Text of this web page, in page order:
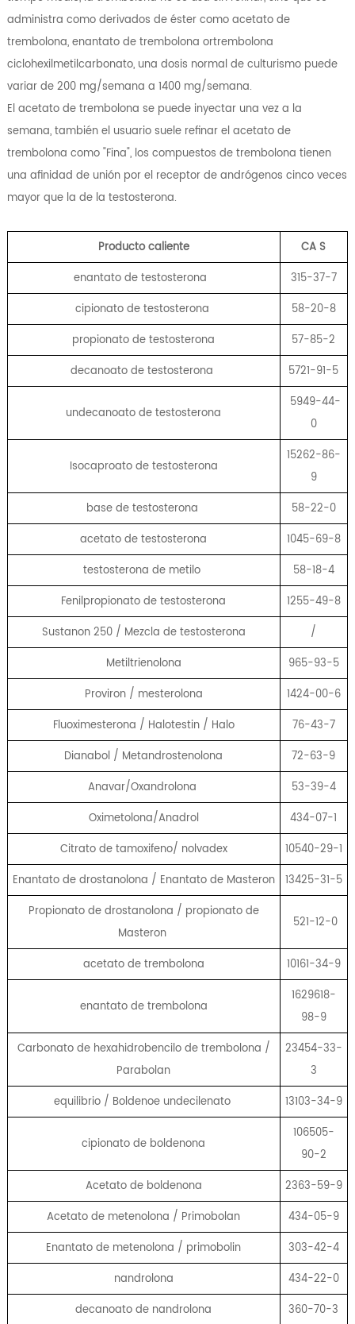
administra como derivados de éster como acetato de
trembolona, ​​enantato de trembolona ortrembolona
ciclohexilmetilcarbonato, una dosis normal de culturismo puede
variar de 200 mg/semana a 1400 mg/semana.
El acetato de trembolona se puede inyectar una vez a la
semana, también el usuario suele refinar el acetato de
trembolona como "Fina", los compuestos de trembolona tienen
una afinidad de unión por el receptor de andrógenos cinco veces
mayor que la de la testosterona.
Producto caliente CAS
enantato de testosterona
315-37-7
cipionato de testosterona
58-20-8
propionato de testosterona
57-85-2
decanoato de testosterona
5721-91-5
undecanoato de testosterona
5949-44-
0
Isocaproato de testosterona
15262-86-
9
base de testosterona
58-22-0
acetato de testosterona
1045-69-8
testosterona de metilo
58-18-4
Fenilpropionato de testosterona
1255-49-8
Sustanon 250 / Mezcla de testosterona
/
Metiltrienolona
965-93-5
Proviron / mesterolona
1424-00-6
Fluoximesterona / Halotestin / Halo
76-43-7
Dianabol / Metandrostenolona
72-63-9
Anavar/Oxandrolona
53-39-4
Oximetolona/Anadrol
434-07-1
Citrato de tamoxifeno/ nolvadex
10540-29-1
Enantato de drostanolona / Enantato de Masteron 13425-31-5
Propionato de drostanolona / propionato de
Masteron
521-12-0
acetato de trembolona 10161-34-9
enantato de trembolona
1629618-
98-9
Carbonato de hexahidrobencilo de trembolona /
Parabolan
23454-33-
3
equilibrio / Boldenoe undecilenato
13103-34-9
cipionato de boldenona
106505-
90-2
Acetato de boldenona
2363-59-9
Acetato de metenolona / Primobolan
434-05-9
Enantato de metenolona / primobolin
303-42-4
nandrolona
434-22-0
decanoato de nandrolona
360-70-3